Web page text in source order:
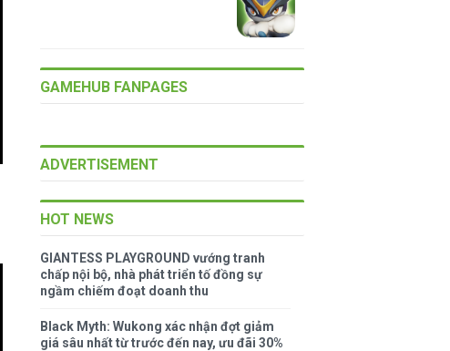
GAMEHUB FANPAGES
ADVERTISEMENT
HOT NEWS
GIANTESS PLAYGROUND vướng tranh
chấp nội bộ, nhà phát triển tố đồng sự
ngầm chiếm đoạt doanh thu
Black Myth: Wukong xác nhận đợt giảm
giá sâu nhất từ trước đến nay, ưu đãi 30%